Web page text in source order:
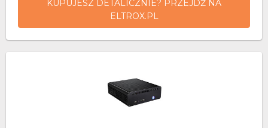
KUPUJESZ DETALICZNIE? PRZEJDŹ NA
ELTROX.PL